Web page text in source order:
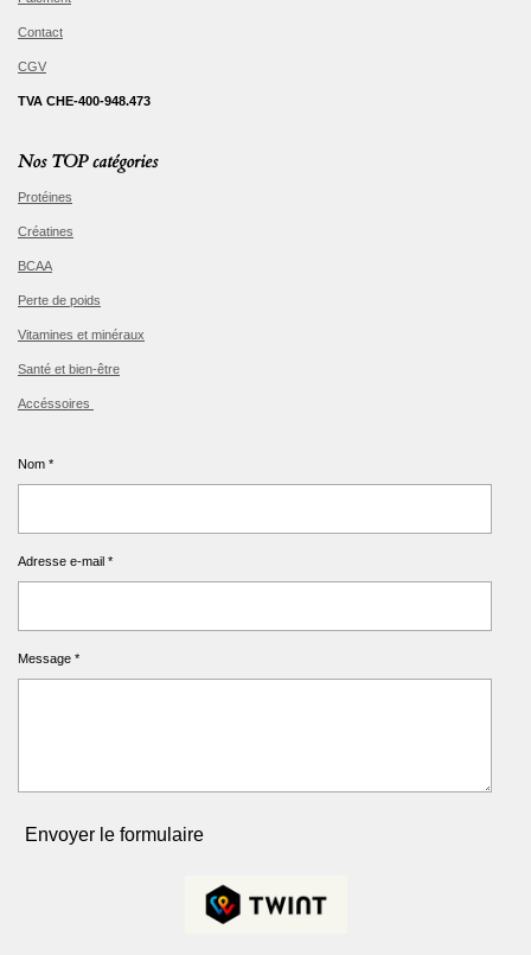
Contact
CGV
TVA CHE-400-948.473
Nos TOP catégories
Protéines
Créatines
BCAA
Perte de poids
Vitamines et minéraux
Santé et bien-être
Accéssoires
Nom *
Adresse e-mail *
Message *
Envoyer le formulaire